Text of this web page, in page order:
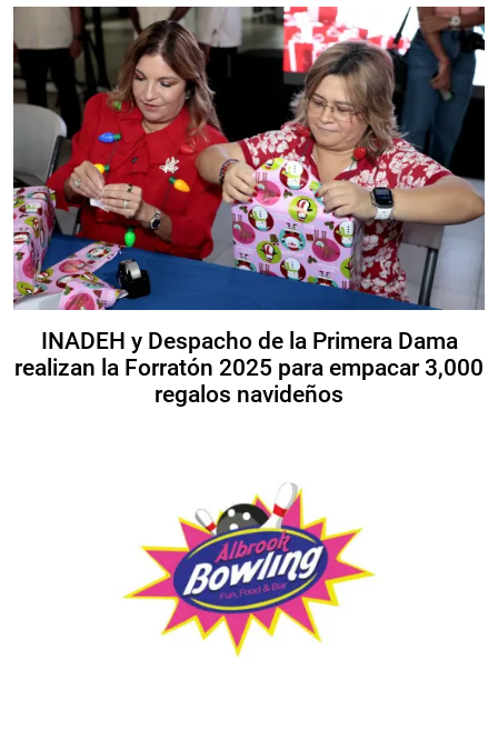
INADEH y Despacho de la Primera Dama
realizan la Forratón 2025 para empacar 3,000
regalos navideños